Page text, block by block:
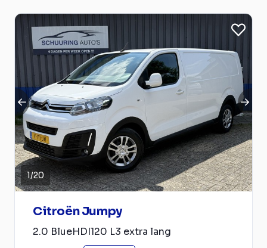
1/20
Citroën Jumpy
2.0 BlueHDI120 L3 extra lang